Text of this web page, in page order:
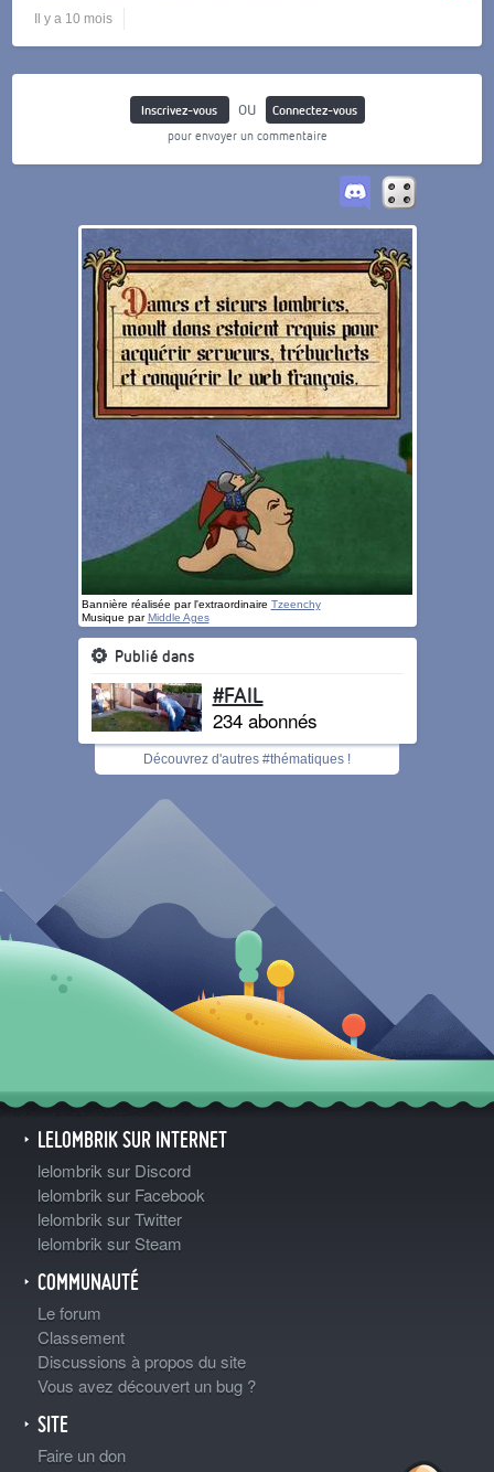
Il y a 10 mois
Inscrivez-vous ou
Connectez-vous
pour envoyer un commentaire
Bannière réalisée par l'extraordinaire Tzeenchy
Musique parMiddle Ages
Publié dans
#FAIL
234 abonnés
Découvrez d'autres #thématiques !
LELOMBRIK SUR INTERNET
lelombrik sur Discord
lelombrik sur Facebook
lelombrik sur Twitter
lelombrik sur Steam
COMMUNAUTÉ
Le forum
Classement
Discussions à propos du site
Vous avez découvert un bug ?
SITE
Faire un don